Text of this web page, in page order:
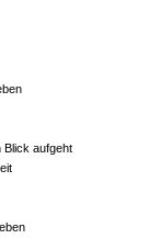
Blick aufgeht